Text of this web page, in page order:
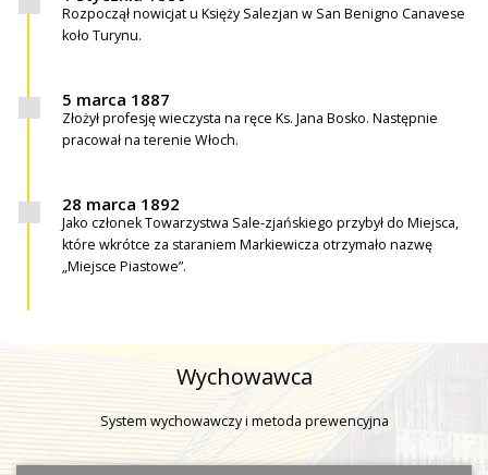
Rozpoczął nowicjat u Księży Salezjan w San Benigno Canavese
koło Turynu.
5 marca 1887
Złożył profesję wieczysta na ręce Ks. Jana Bosko. Następnie
pracował na terenie Włoch.
28 marca 1892
Jako członek Towarzystwa Sale-zjańskiego przybył do Miejsca,
które wkrótce za staraniem Markiewicza otrzymało nazwę
„Miejsce Piastowe”.
Wychowawca
System wychowawczy i metoda prewencyjna